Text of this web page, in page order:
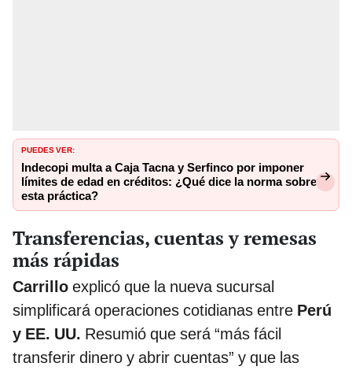
PUEDES VER:
Indecopi multa a Caja Tacna y Serfinco por imponer
límites de edad en créditos: ¿Qué dice la norma sobre
esta práctica?
Transferencias, cuentas y remesas
más rápidas
Carrillo explicó que la nueva sucursal
simplificará operaciones cotidianas entre Perú
y EE. UU. Resumió que será “más fácil
transferir dinero y abrir cuentas” y que las